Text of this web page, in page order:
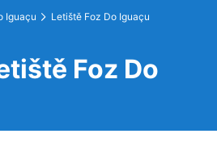
Iguaçu
Letiště Foz Do Iguaçu
Foz Do